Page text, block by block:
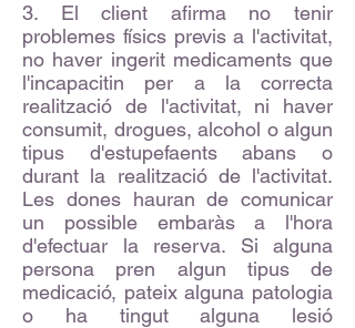
3. El client afirma no tenir
problemes físics previs a l'activitat,
no haver ingerit medicaments que
l'incapacitin per a la correcta
realització de l'activitat, ni haver
consumit, drogues, alcohol o algun
tipus d'estupefaents abans o
durant la realització de l'activitat.
Les dones hauran de comunicar
un possible embaràs a l'hora
d'efectuar la reserva. Si alguna
persona pren algun tipus de
medicació, pateix alguna patologia
o ha tingut alguna lesió